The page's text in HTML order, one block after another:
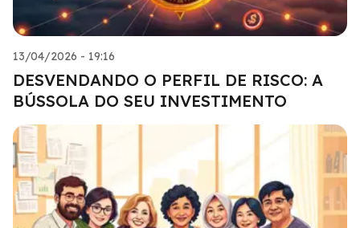
13/04/2026 - 19:16
DESVENDANDO O PERFIL DE RISCO: A
BÚSSOLA DO SEU INVESTIMENTO